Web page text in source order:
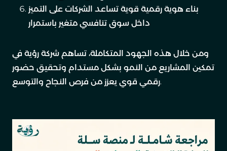
بناء هوية رقمية قوية تساعد الشركات على التميز
داخل سوق تنافسي متغير باستمرار
ومن خلال هذه الجهود المتكاملة، تساهم شركة رؤية في
تمكين المشاريع من النمو بشكل مستدام وتحقيق حضور
رقمي قوي يعزز من فرص النجاح والتوسع.